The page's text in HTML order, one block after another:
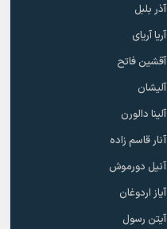
آذر بلبل
آریا آریای
آقشین فاتح
آلیشان
آلینا دالورن
آنار قاسم زاده
آنیل دورموش
آیاز اردوغان
آیتن رسول